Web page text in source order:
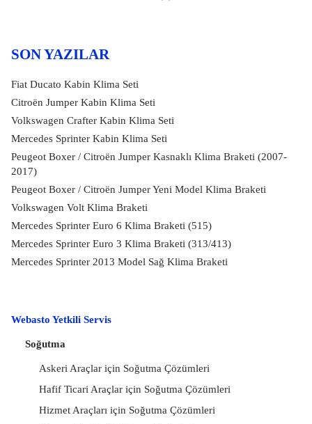
SON YAZILAR
Fiat Ducato Kabin Klima Seti
Citroën Jumper Kabin Klima Seti
Volkswagen Crafter Kabin Klima Seti
Mercedes Sprinter Kabin Klima Seti
Peugeot Boxer / Citroën Jumper Kasnaklı Klima Braketi (2007-
2017)
Peugeot Boxer / Citroën Jumper Yeni Model Klima Braketi
Volkswagen Volt Klima Braketi
Mercedes Sprinter Euro 6 Klima Braketi (515)
Mercedes Sprinter Euro 3 Klima Braketi (313/413)
Mercedes Sprinter 2013 Model Sağ Klima Braketi
Webasto Yetkili Servis
Soğutma
Askeri Araçlar için Soğutma Çözümleri
Hafif Ticari Araçlar için Soğutma Çözümleri
Hizmet Araçları için Soğutma Çözümleri